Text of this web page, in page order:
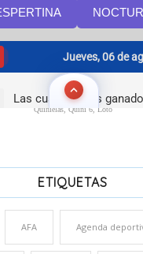
Quinielas, Quini 6, Loto
ETIQUETAS
AFA Agenda